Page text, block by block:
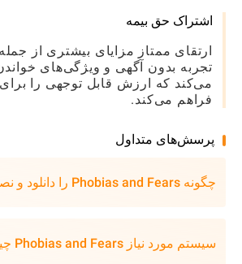
اشتراک حق بیمه
ارتقای ممتاز مزایای بیشتری از
تجربه بدون آگهی و ویژگی‌های
می‌کند که ارزش قابل توجهی را
فراهم می‌کند.
پرسش‌های متداول
چگونه Phobias and Fears را دانلود و نصب کنیم؟
سیستم مورد نیاز Phobias and Fears چیست؟